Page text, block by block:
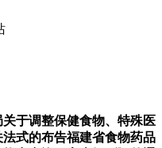
营风险分级办理工做的通知云南省食物药品监视办理局关于印发《云南省国产保健食物出产发卖环境核实工做流程（试行）》的通知 (云食药监保〔2018〕22号)上海市市场监视办理局关于做好正在产正在售“无无效期和无产物手艺要求”保健食物集中换证工做的通知 (沪市监特食20250059号)关于印发《新疆维吾尔自治区保健食物出产企业平安信用分级办理法子（试行）》的通知自治区市场监管局关于印发《自治区特殊食物及食盐出产企业食物平安自查和演讲办理（试行）》的通知 (内市监特食规〔2024〕4号)[政策律例搜刮] [插手珍藏] [告诉老友] [打印本文] [封闭窗口]市场监视办理局关于联动打点保健食物出产许可和国产保健食物存案事项的通知布告 (渝市监通知布告〔2024〕7号)陕西省市场监视办理局办公室关于印发《陕西省正在产正在售“双无”保健食物换证工做方案》的通知 (陕市监办发〔2024〕117号)广西壮族自治区食物药品监视办理局关于实施《保健食物注册取存案办理法子》相关事项的通知(桂食药监保化〔2016〕8号)关于报送保健食物再注册受理相关环境的通知(粤食药监办注〔2016〕184号)关于进一步加强保健食物出产企业产质量量办理的通知（穗食药监健〔2010〕528号）天津市场监管总局办公厅关于发布企业食物平安办理人员根本读本和配套题库的通知关于印发省保健食物平安办理法子的通知(冀食药监食〔2012〕235号)市市场监管委关于印发食物（保健食物）平安抽检监测核查措置工做规范（试行）(津市场监管食综〔2017〕2号)① 凡本网所有原始/编章及图片、图表的版权均属食物伙伴网所有，需说明“消息来历：食物伙伴网”。。广西壮族自治区食物药品监视办理局办公室关于印发保健食物出产运营日常监视查抄相关表格的通知江西省市场监管局关于开展江西省食物平安监管能力提拔实训申报工做的通知布告陕西省市场监视办理局办公室关于印发《陕西省特殊食物出产企业落实“两个义务”推进“六个完美”工做指南》的通知 (陕市监办发〔2023〕33号)准予进口粮食（含籽实类和块茎类粮食、油籽）和动物源性饲料品种及输出国度或地域名录（更新至2026年1月7日）广西壮族自治区食物药品监视办理局关于印发广西壮族自治区保健食物出产许可审查流程的通知(桂食药监保化〔2017〕2号)上海市市场监视办理局关于印发《上海市保健食物出产企业日常监视查抄要点（试行）》和《上海市婴长儿配方乳粉出产企业日常监视查抄要点（试行）》及操做指南的通知 (沪市监特食〔2020〕311号)青海省食物药品监视办理局关于国产保健食物存案工做相关事宜的通知(青食药监保〔2017〕147号)省市场监视办理局关于权限内食物出产许可药品医疗器械保健食物告白许可开展网上打点的通知布告海南省食物药品监视办理局关于印发《海南省保健食物出产企业风险分级办理法子》的通知贵州省市场监管局关于印发《贵州省正在产正在售“无无效期和无产物手艺要求”保健食物集中换证工做实施方案》的通知省市场监视办理局关于进一步做好特殊食物出产运营企业自查和演讲工做的通知 (冀市监函〔2020〕443号)天津市市场监视办理委员会关于沉申保健食物标签相关的布告 (津市场监管特食〔2021〕30号)海南省市场监视办理局关于第三届中国国际消费品博览会参展企业申请打点进口特殊食物产物姑且许可等相关事项的通知布告上海市市场监视办理局关于印发《上海市保健食物出产企业日常监视查抄要点（试行）》和《上海市婴长儿配方乳粉出产企业日常监视查抄要点（试行）》及操做指南的通知 (沪市监特食〔2020〕311号)自治区食物药品监视办理局办公室关于印发保健食物发卖运营环节规范办理清单的通知(内食药监办食流函〔2016〕58号)上海市市场监视办理局关于印发《上海市特殊食物出产企业食物质量平安受权人办理法子》的通知 (沪市监规范20220007号)河南省市场监视办理局办公室关于印发河南省正在产正在售“无无效期和无产物手艺要求”保健食物集中换证工做方案的通知 (豫市监办〔2025〕18号)关于印发《河南省保健食物出产许可现场核查》的通知（豫食药监察〔2013〕201号）江西省食物药品监视办理局关于同意登记保健食物委托出产许可的批复(赣食药监保【2016】4号)江西省食物药品监视办理局关于进一步规范保健食物出产许可相关事项的通知（赣食药监保(2015)7号）江西省食物药品监视办理局关于印发江西省保健食物出产企业约谈轨制（试行）的通知（赣食药监保化〔2013〕72号）食物药品监视办理局关于保健食物存案工做相关事项的通知布告(辽食药监通知布告〔2017〕17号)海南省委办公厅 海南省人平易近办公厅关于印发《海南省成立健全生态产物价值实现机制实施方案》的通知 (琼办发〔2021〕56号)上海市食物药品监视办理局关于开展保健食物存案工做的布告(2017年第4号)省食物药品监视办理局办公室关于印发湖北省保健食物存案申请办事指南的通知(鄂食药监办文〔2017〕55号)湖北省食物药品监视办理局办公室关于印发《湖北省保健食物出产质量受权人办理法子（试行）》的通知（鄂食药监办文〔2013〕49号）湖南食物药品监视办理局关于调整保健食物出产企业日常监管职责的通知（渝食药监化〔2014〕2号）广东省市场监视办理局关于委托实施保健食物和特殊医学用处配方食物告白审查事项的通知布告 (2022年第24号)江西省食物药品监视办理局关于进一步明白保健食物出产许可相关要求的通知(赣食药监特食〔2018〕3号)江苏四川省食物药品监视办理局关于开展保健食物存案工做的布告(2017年第5号)关于《保健食物运营存案登记凭证》效力问题的复函(内食药监食流函〔2017〕349号)现行无效的各类食物出产许可审查细则汇总（国度层面）【2025-12-31更新】食物药品监视办理局办公室关于贯彻落实保健食物定名相关事项的通知(辽食药监办保〔2016〕25号)江苏省食物药品监视办理局关于开展保健食物存案工做的布告(苏食药监保化〔2017〕98号)山西省食物药品监视办理局办公室关于加强保健食物化妆品日常监督工做的通知(晋食药监办保化〔2017〕31号)江西省市场监视办理局关于做好正在产正在售“无无效期和无产物手艺要求”保健食物集中换证工做的通知 (赣市监特食〔2025〕1 号)关于做好保健食物出产企业停产复产演讲工做的通知(甘食药监食〔2013〕139号)关于加强保健食物出产运营企业索证索票和台账办理的通知（甘食药监食〔2013〕137号）河南山西省食物药品监视办理局办公室关于印发《保健食物出产企业换发 食物出产许可施方案》的通知(晋食药监办保化〔2016〕182号从动物疫病风行国度地域输入的动物及其产物一览表(更新至2026年1月14日)省食物药品监视办理局关于明白保健食物出产许可相关事宜的通知(黑食药监规〔2017〕3号)省局关于进一步加强和规范我省胶囊剂类保健食物出产许可办理的通知（黑食药监许发〔2012〕125号）省局关于印发《省食物药品监视办理系统餐饮办事、保健食物和化妆品许可审查员办理暂行法子》的通知（黑食药监许发〔2012〕267号）陕西本文为食物伙伴网食物平安合规事业部编纂拾掇，详询，上海市市场监视办理局关于印发《上海市2024年特殊食物平安监管沉点工做放置》的通知 (沪市监特食〔2024〕70号)青海省市场监视办理局办公室关于印发《青海省正在产正在售“双无”保健食物换证工做方案》的通知企业食物平安办理人员根本读本 食物发卖篇：****不得分拆发卖，仅供参考，要求的根据来自哪里？上海市食物药品监视办理局关于做好本市保健食物注册取存案跟尾工做相关事项的通知(沪食药监食生〔2016〕353号）上海市食物药品监视办理局关于印发《上海市保健食物出产单元食物平安信用品级评定和分类监管暂行法子》的通知（沪食药监法〔2014〕694号）广西壮族自治区食物药品监视办理局关于印发保健食物运营日常监视查抄规程（试行）的通知(桂食药监保化〔2018〕6号)浙江省食物药品监视办理局办公室关于启用浙江省保健食物化妆品监管消息系统的通知(浙食药监办发【2018】35号)广东省市场监视办理局关于做好正在产正在售“无无效期和无产物手艺要求”保健食物集中换证工做的通知 (粤市监食特〔2024〕540号)安徽省食物药品监视办理局关于开展保健食物存案工做的布告(2017年第36号)天津市市场和质量监视办理委员会关于印发天津市保健食物出产企业风险阐发和环节节制点（HACCP）办理系统实施方案的通知(津市场监管保〔2018〕19号)沉庆食物药品监视办理局关于保健食物相关行政许可事项审批实行全程网办的通知布告(2016年第38号)食物药品监视办理局关于印发保健食物化妆质量量平安约谈轨制的通知（鲁食药监保化〔2014〕204号）食物药品监视办理局关于做好保健食物告白审查本能机能跟尾的通知（鲁食药监保化〔2015〕201号）食物药品监视办理局关于开展保健食物化妆品出产企业产物逃溯系统扶植试点的通知（鲁食药监保化〔2015〕200号）关于进一步规范保健食物出产企业索证索票台帐办理和出产记实的通知（鲁食药监保化函〔2015〕105号）关于印发《保健食物化妆品出产运营日常监视办理法子（暂行）》的通知（鲁食药监保化〔2014〕137号）江西关于印发保健食物出产运营日常监视查抄相关表格的通知(赣食药监保〔2016〕19号)新疆维吾尔自治区食物药品监视办理局药品医疗器械保健食物违法告白通知布告 (2018年 第68号)福建上海市市场监视办理局 上海市药品监视办理局关于组织开展老年人药品、保健品凸起问题专项整治的通知 (沪市监价竞20250144号)大兴安岭地域行政市场监视办理局关于全面落实特殊食物质量平安吹哨人轨制的通知布告上海市食物药品监视办理局关于保健食物取通俗食物共用出产场合及设备相关问题的复函( 沪食药监食生〔2018〕128号)食物律例：2025年11月发布和实施的食物相关律例汇总（2025-12-01更新）云南省食物药品监视办理局关于做好国产保健食物出产发卖环境核实的通知(云食药监保〔2016〕74号)关于印发《山西省保健食物出产运营日常监视查抄工做轨制》的通知(晋食药监保化〔2016〕44号)关于加强动态办理规范保健食物化妆品出产企业出产办理的通知（晋食药监保化〔2014〕126号）关于加强保健食物化妆品监督工做的通知（晋食药监保化〔2015〕7号）关于印发《山西省食物药品监视办理局保健食物化妆品平安突发事务应急预案(试行)》的通知（晋食药监保化〔2013〕38号）山西省保健食物不法添加行为办理法子（试行）关于印发《山西省保健食物委托出产办理法子（试行）》的通知（晋食药监保化〔2012〕126号）江西焦点提醒：各地保健食物相关律例汇总，食物平安合规事业部供给国表里食物尺度律例办理及征询、食物